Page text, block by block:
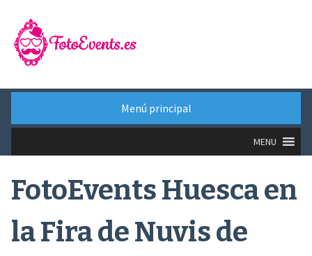
contenido
Menú principal
MENU
FotoEvents Huesca en
la Fira de Nuvis de